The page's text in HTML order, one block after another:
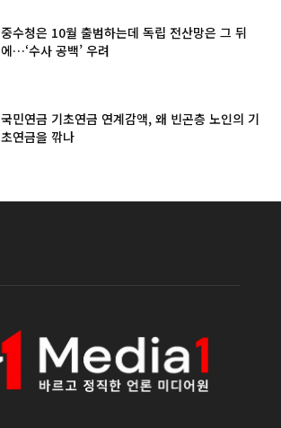
중수청은 10월 출범하는데 독립 전산망은 그 뒤
에…‘수사 공백’ 우려
국민연금 기초연금 연계감액, 왜 빈곤층 노인의 기
초연금을 깎나